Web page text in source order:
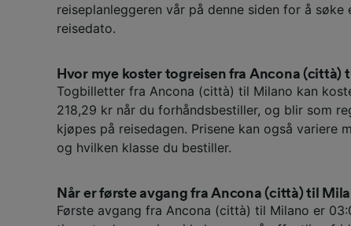
reiseplanleggeren vår på denne siden for å søke
reisedato.
Hvor mye koster togreisen fra Ancona (città)
Togbilletter fra Ancona (città) til Milano kan
218,29 kr når du forhåndsbestiller, og blir som
kjøpes på reisedagen. Prisene kan også variere
og hvilken klasse du bestiller.
Når er første avgang fra Ancona (città) til
Første avgang fra Ancona (città) til Milano er